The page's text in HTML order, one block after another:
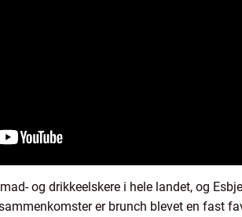
og drikkeelskere i hele landet, og
er brunch blevet en fast